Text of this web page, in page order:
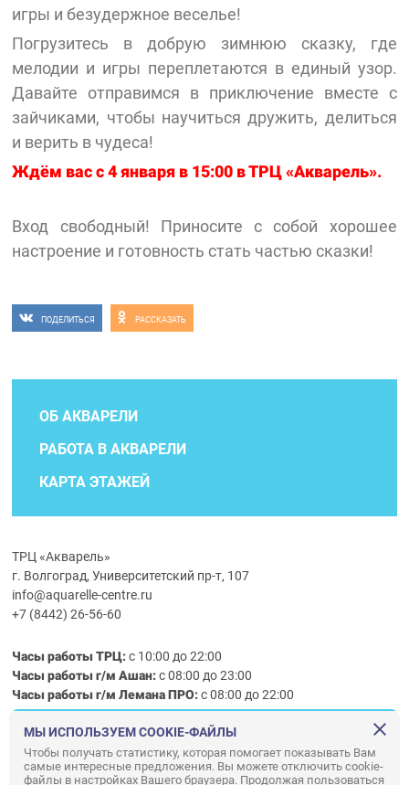
игры и безудержное веселье!
Погрузитесь в добрую зимнюю сказку, где
мелодии и игры переплетаются в единый узор.
Давайте отправимся в приключение вместе с
зайчиками, чтобы научиться дружить, делиться
и верить в чудеса!
Ждём вас с 4января в 15:00 в ТРЦ «Акварель».
Вход свободный! Приносите с собой хорошее
настроение и готовность стать частью сказки!
ПОДЕЛИТЬСЯ РАССКАЗАТЬ
ОБ АКВАРЕЛИ
РАБОТА В АКВАРЕЛИ
КАРТА ЭТАЖЕЙ
ТРЦ «Акварель»
г. Волгоград, Университетский пр-т, 107
info@aquarelle-centre.ru
+7 (8442) 26-56-60
Часы работы ТРЦ:с 10:00 до 22:00
Часы работы г/м Ашан:с 08:00 до 23:00
Часы работыг/мЛемана ПРО:с 08:00 до 22:00
Правила посещения ТРЦ «Акварель»
ООО «АКВАРЕЛЬ»
МЫ ИСПОЛЬЗУЕМ COOKIE-ФАЙЛЫ
Чтобы получать статистику, которая помогает показывать Вам
самые интересные предложения. Вы можете отключить cookie-
файлы в настройках Вашего браузера. Продолжая пользоваться